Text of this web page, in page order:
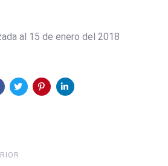
al 15 de enero del 2018